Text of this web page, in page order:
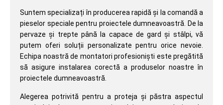
Suntem specializați în producerea rapidă și la comandă a
pieselor speciale pentru proiectele dumneavoastră. De la
pervaze și trepte până la capace de gard și stâlpi, vă
putem oferi soluții personalizate pentru orice nevoie.
Echipa noastră de montatori profesioniști este pregătită
să asigure instalarea corectă a produselor noastre în
proiectele dumneavoastră.
Alegerea potrivită pentru a proteja și păstra aspectul